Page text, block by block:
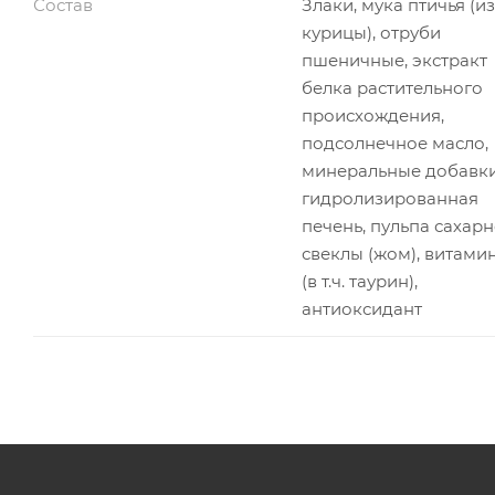
Состав
Злаки, мука птичья (из
курицы), отруби
пшеничные, экстракт
белка растительного
происхождения,
подсолнечное масло,
минеральные
гидролизированная
печень, пульпа
свеклы (жом),
(в т.ч. таурин),
антиоксидант